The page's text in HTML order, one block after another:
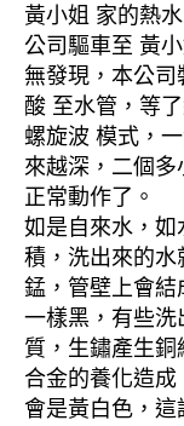
黃小姐 家的熱
公司驅車至 黃
無發現，本公
酸 至水管，等
螺旋波 模式，
來越深，二個多
正常動作了。
如是自來水，
積，洗出來的水
錳，管壁上會結
一樣黑，有些洗
質，生鏽產生
合金的養化造
會是黃白色，